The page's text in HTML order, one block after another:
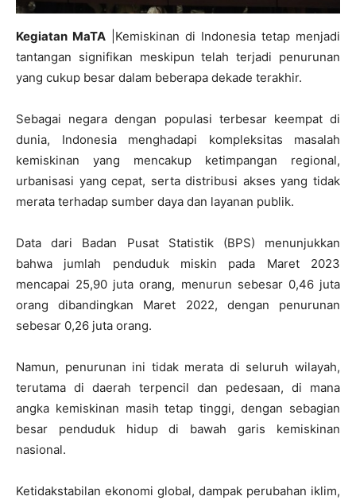
Kegiatan MaTA |Kemiskinan di Indonesia tetap menjadi
tantangan signifikan meskipun telah terjadi penurunan
yang cukup besar dalam beberapa dekade terakhir.
Sebagai negara dengan populasi terbesar keempat di
dunia, Indonesia menghadapi kompleksitas masalah
kemiskinan yang mencakup ketimpangan regional,
urbanisasi yang cepat, serta distribusi akses yang tidak
merata terhadap sumber daya dan layanan publik.
Data dari Badan Pusat Statistik (BPS) menunjukkan
bahwa jumlah penduduk miskin pada Maret 2023
mencapai 25,90 juta orang, menurun sebesar 0,46 juta
orang dibandingkan Maret 2022, dengan penurunan
sebesar 0,26 juta orang.
Namun, penurunan ini tidak merata di seluruh wilayah,
terutama di daerah terpencil dan pedesaan, di mana
angka kemiskinan masih tetap tinggi, dengan sebagian
besar penduduk hidup di bawah garis kemiskinan
nasional.
Ketidakstabilan ekonomi global, dampak perubahan iklim,